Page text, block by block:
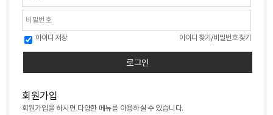
아이디 저장 아이디 찾기/비밀번호 찾기
회원가입
회원가입을 하시면 다양한 메뉴를 이용하실 수 있습니다.